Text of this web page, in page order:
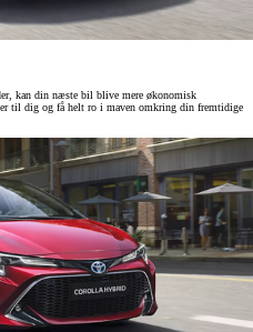
kan din næste bil blive mere økonomisk
til dig og få helt ro i maven omkring din fremtidige